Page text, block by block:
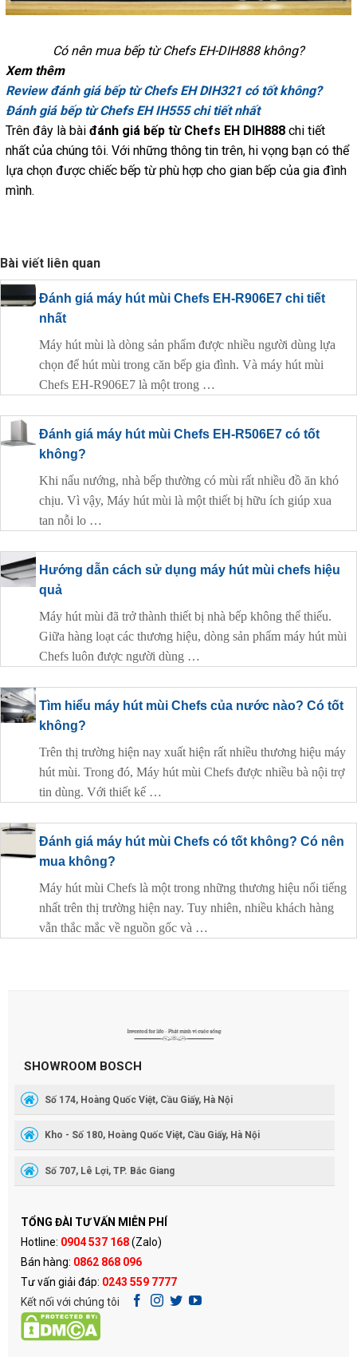
Có nên mua bếp từ Chefs EH-DIH888 không?
Xem thêm
Review đánh giá bếp từ Chefs EH DIH321 có tốt không?
Đánh giá bếp từ Chefs EH IH555 chi tiết nhất
Trên đây là bài đánh giá bếp từ Chefs EH DIH888 chi tiết
nhất của chúng tôi. Với những thông tin trên, hi vọng bạn có thể
lựa chọn được chiếc bếp từ phù hợp cho gian bếp của gia đình
mình.
Bài viết liên quan
Đánh giá máy hút mùi Chefs EH-R906E7 chi tiết
nhất
Máy hút mùi là dòng sản phẩm được nhiều người dùng lựa
chọn để hút mùi trong căn bếp gia đình. Và máy hút mùi
Chefs EH-R906E7 là một trong …
Đánh giá máy hút mùi Chefs EH-R506E7 có tốt
không?
Khi nấu nướng, nhà bếp thường có mùi rất nhiều đồ ăn khó
chịu. Vì vậy, Máy hút mùi là một thiết bị hữu ích giúp xua
tan nỗi lo …
Hướng dẫn cách sử dụng máy hút mùi chefs hiệu
quả
Máy hút mùi đã trở thành thiết bị nhà bếp không thể thiếu.
Giữa hàng loạt các thương hiệu, dòng sản phẩm máy hút mùi
Chefs luôn được người dùng …
Tìm hiểu máy hút mùi Chefs của nước nào? Có tốt
không?
Trên thị trường hiện nay xuất hiện rất nhiều thương hiệu máy
hút mùi. Trong đó, Máy hút mùi Chefs được nhiều bà nội trợ
tin dùng. Với thiết kế …
Đánh giá máy hút mùi Chefs có tốt không? Có nên
mua không?
Máy hút mùi Chefs là một trong những thương hiệu nổi tiếng
nhất trên thị trường hiện nay. Tuy nhiên, nhiều khách hàng
vẫn thắc mắc về nguồn gốc và …
SHOWROOM BOSCH
Số 174, Hoàng Quốc Việt, Cầu Giấy, Hà Nội
Kho - Số 180, Hoàng Quốc Việt, Cầu Giấy, Hà Nội
Số 707, Lê Lợi, TP. Bắc Giang
TỔNG ĐÀI TƯ VẤN MIỄN PHÍ
Hotline: 0904 537 168(Zalo)
Bán hàng: 0862 868 096
Tư vấn giải đáp: 0243 559 7777
Kết nối với chúng tôi